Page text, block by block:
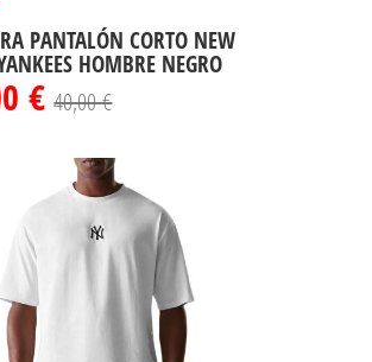
PANTALÓN CORTO NEW
HOMBRE NEGRO
€40,00 €